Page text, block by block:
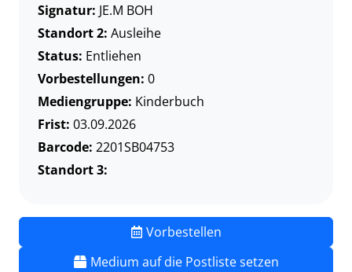
Signatur: JE.M BOH
Standort 2: Ausleihe
Status: Entliehen
Vorbestellungen: 0
Mediengruppe: Kinderbuch
Frist: 03.09.2026
Barcode: 2201SB04753
Standort 3:
Vorbestellen
Medium auf die Postliste setzen